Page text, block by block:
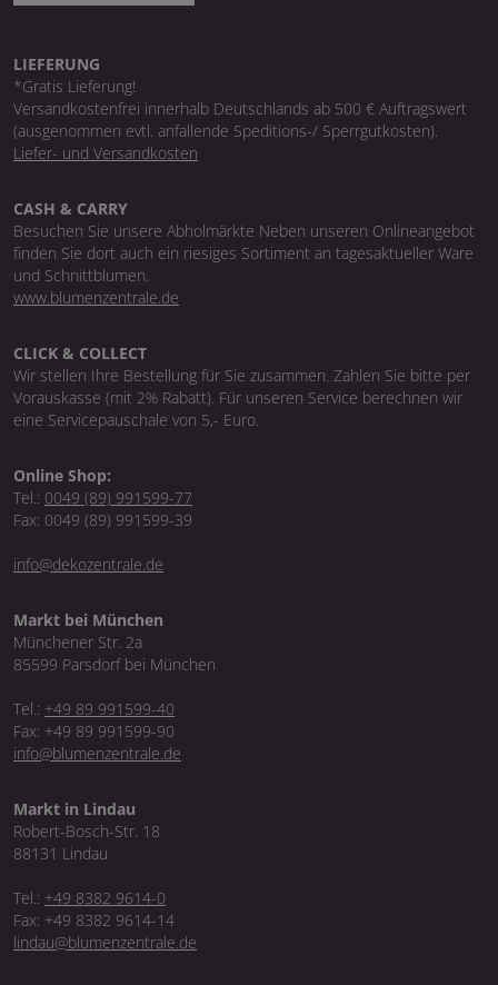
LIEFERUNG
*Gratis Lieferung!
Versandkostenfrei innerhalb Deutschlands ab 500 € Auftragswert
(ausgenommen evtl. anfallende Speditions-/ Sperrgutkosten).
Liefer- und Versandkosten
CASH & CARRY
Besuchen Sie unsere Abholmärkte Neben unseren Onlineangebot
finden Sie dort auch ein riesiges Sortiment an tagesaktueller Ware
und Schnittblumen.
www.blumenzentrale.de
CLICK & COLLECT
Wir stellen Ihre Bestellung für Sie zusammen. Zahlen Sie bitte per
Vorauskasse (mit 2% Rabatt). Für unseren Service berechnen wir
eine Servicepauschale von 5,- Euro.
Online Shop:
Tel.: 0049 (89) 991599-77
Fax: 0049 (89) 991599-39
info@dekozentrale.de
Markt bei München
Münchener Str. 2a
85599 Parsdorf bei München
Tel.: +49 89 991599-40
Fax: +49 89 991599-90
info@blumenzentrale.de
Markt in Lindau
Robert-Bosch-Str. 18
88131 Lindau
Tel.: +49 8382 9614-0
Fax: +49 8382 9614-14
lindau@blumenzentrale.de